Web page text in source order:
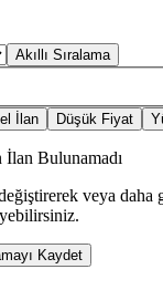
Akıllı Sıralama
İlan Düşük Fiyat
Bulunamadı
veya daha
Kaydet